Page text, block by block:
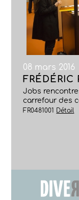
08 mars 2016
FRÉDÉRIC
Jobs
carrefour des
FR0481001 Détail